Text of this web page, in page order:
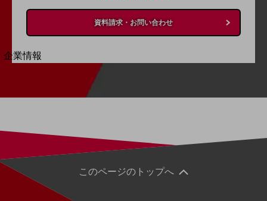
別ウィンドウで開きます
企業情報
社長からのご挨拶
事業拠点
資料請求・お問い合わせ
このページのトップへ